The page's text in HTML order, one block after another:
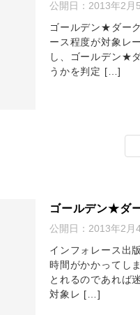
公開日： 2013年2月
ゴールデン★ダー
ース程度が対象レ
し、ゴールデン★
うかを判定 […]
ゴールデン★ダ
公開日： 2013年2月
インフォレース出
時間がかかってし
とれるのであれば
対象レ […]